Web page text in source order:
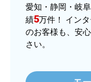
【注文商品
文時期】2025
【このショップを
愛知・静岡・岐
績5万件！ イン
のお客様も、安
さい。